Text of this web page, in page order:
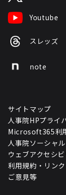
Youtube
スレッズ
note
サイトマップ
人事院HPプライ
Microsoft365利
人事院ソーシャ
ウェブアクセシ
利用規約・リン
ご意見等